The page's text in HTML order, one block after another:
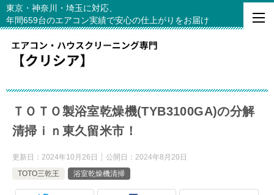
東京・神奈川・埼玉に対応、
年間659台のエアコン実績で安心の仕上がりをお届け
ＴＯＴＯ製浴室乾燥機(TYB3100GA)の分解
清掃ｉｎ東久留米市！
更新日： 2024年10月26日 公開日： 2024年8月20日
TOTO三乾王
浴室乾燥機清掃